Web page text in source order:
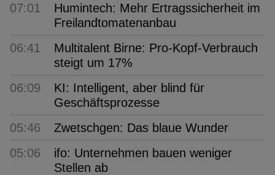
07:01
Humintech: Mehr Ertragssicherheit im
Freilandtomatenanbau
06:41
Multitalent Birne: Pro-Kopf-Verbrauch
steigt um 17%
06:09
KI: Intelligent, aber blind für
Geschäftsprozesse
05:46
Zwetschgen: Das blaue Wunder
05:06
ifo: Unternehmen bauen weniger
Stellen ab